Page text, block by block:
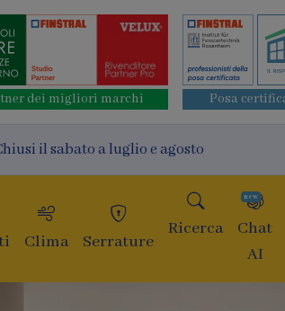
dei migliori marchi Posa
il sabato a luglio e agosto
Clima Serrature
Ricerca
Chat
AI
new